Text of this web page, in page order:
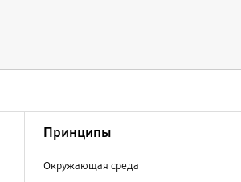
Принципы
Окружающая среда